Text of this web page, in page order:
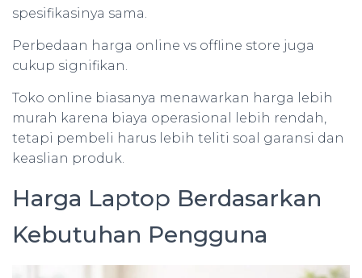
spesifikasinya sama.
Perbedaan harga online vs offline store juga
cukup signifikan.
Toko online biasanya menawarkan harga lebih
murah karena biaya operasional lebih rendah,
tetapi pembeli harus lebih teliti soal garansi dan
keaslian produk.
Harga Laptop Berdasarkan
Kebutuhan Pengguna